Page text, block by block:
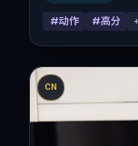
#动作 #高分 +
CN